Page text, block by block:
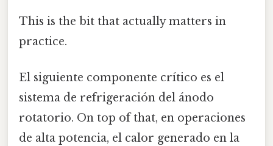
This is the bit that actually matters in
practice.
El siguiente componente crítico es el
sistema de refrigeración del ánodo
rotatorio. On top of that, en operaciones
de alta potencia, el calor generado en la